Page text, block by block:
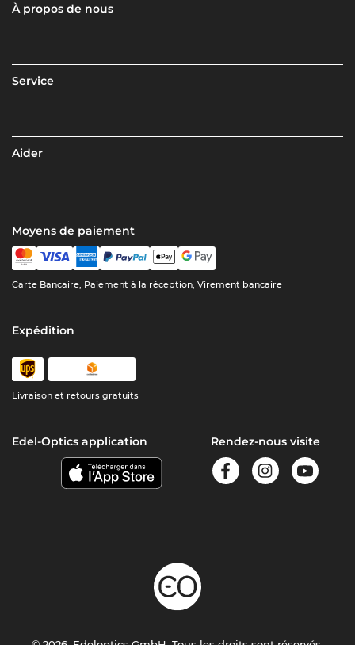
À propos de nous
Service
Aider
Moyens de paiement
Carte Bancaire, Paiement à la réception, Virement bancaire
Expédition
Livraison et retours gratuits
Edel-Optics application Rendez-nous visite